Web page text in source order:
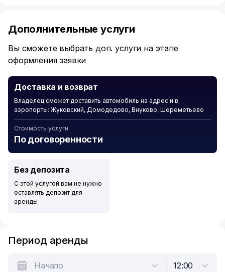
of
6
Дополнительные услуги
Вы сможете выбрать доп. услуги на этапе
оформления заявки
Доставка и возврат
Владелец сможет доставить автомобиль на адрес и в
аэропорты: Жуковский, Домодедово, Внуково, Шереметьево
Стоимость услуги
По договоренности
Без депозита
С этой услугой вам не нужно
оставлять депозит для
аренды
Период аренды